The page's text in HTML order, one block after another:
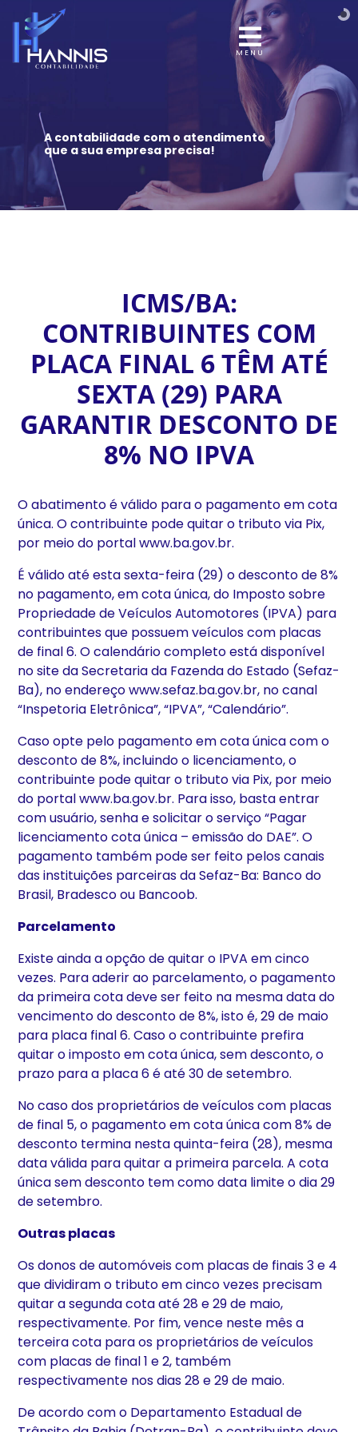
MENU
A contabilidade com o atendimento
que a sua empresa precisa!
ICMS/BA:
CONTRIBUINTES COM
PLACA FINAL 6 TÊM ATÉ
SEXTA (29) PARA
GARANTIR DESCONTO DE
8% NO IPVA
O abatimento é válido para o pagamento em cota
única. O contribuinte pode quitar o tributo via Pix,
por meio do portal www.ba.gov.br.
É válido até esta sexta-feira (29) o desconto de 8%
no pagamento, em cota única, do Imposto sobre
Propriedade de Veículos Automotores (IPVA) para
contribuintes que possuem veículos com placas
de final 6. O calendário completo está disponível
no site da Secretaria da Fazenda do Estado (Sefaz-
Ba), no endereço www.sefaz.ba.gov.br, no canal
“Inspetoria Eletrônica”, “IPVA”, “Calendário”.
Caso opte pelo pagamento em cota única com o
desconto de 8%, incluindo o licenciamento, o
contribuinte pode quitar o tributo via Pix, por meio
do portal www.ba.gov.br. Para isso, basta entrar
com usuário, senha e solicitar o serviço “Pagar
licenciamento cota única – emissão do DAE”. O
pagamento também pode ser feito pelos canais
das instituições parceiras da Sefaz-Ba: Banco do
Brasil, Bradesco ou Bancoob.
Parcelamento
Existe ainda a opção de quitar o IPVA em cinco
vezes. Para aderir ao parcelamento, o pagamento
da primeira cota deve ser feito na mesma data do
vencimento do desconto de 8%, isto é, 29 de maio
para placa final 6. Caso o contribuinte prefira
quitar o imposto em cota única, sem desconto, o
prazo para a placa 6 é até 30 de setembro.
No caso dos proprietários de veículos com placas
de final 5, o pagamento em cota única com 8% de
desconto termina nesta quinta-feira (28), mesma
data válida para quitar a primeira parcela. A cota
única sem desconto tem como data limite o dia 29
de setembro.
Outras placas
Os donos de automóveis com placas de finais 3 e 4
que dividiram o tributo em cinco vezes precisam
quitar a segunda cota até 28 e 29 de maio,
respectivamente. Por fim, vence neste mês a
terceira cota para os proprietários de veículos
com placas de final 1 e 2, também
respectivamente nos dias 28 e 29 de maio.
De acordo com o Departamento Estadual de